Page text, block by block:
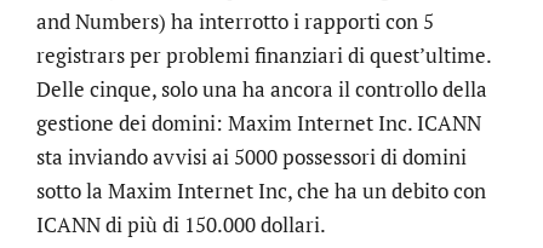
and Numbers) ha interrotto i rapporti con 5
registrars per problemi finanziari di quest’ultime.
Delle cinque, solo una ha ancora il controllo della
gestione dei domini: Maxim Internet Inc. ICANN
sta inviando avvisi ai 5000 possessori di domini
sotto la Maxim Internet Inc, che ha un debito con
ICANN di più di 150.000 dollari.